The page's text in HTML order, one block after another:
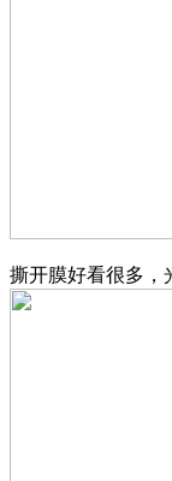
撕开膜好看很多，